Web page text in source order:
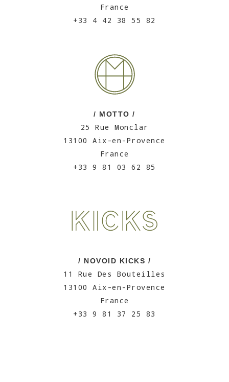
France
+33 4 42 38 55 82
/ MOTTO /
25 Rue Monclar
13100 Aix-en-Provence
France
+33 9 81 03 62 85
/ NOVOID KICKS /
11 Rue Des Bouteilles
13100 Aix-en-Provence
France
+33 9 81 37 25 83